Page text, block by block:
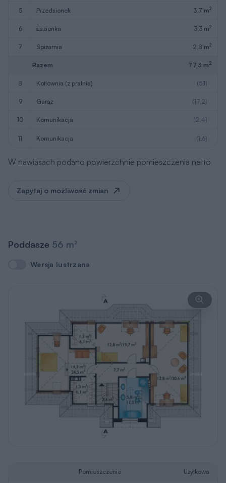
5 przedsionek 3,7 m2
6 łazienka 3,3 m2
7 spiżarnia 2,8 m2
Razem 77,3 m2
8 kotłownia (z pralnią) (5,1)
9 garaż (17,2)
10 komunikacja (2,4)
11 komunikacja (1,6)
W nawiasach podano powierzchnie pomieszczenia netto
Zapytaj o możliwość zmian
Poddasze 56 m2
Wersja lustrzana
Wersja lustrzana
Pomieszczenie Użytkowa